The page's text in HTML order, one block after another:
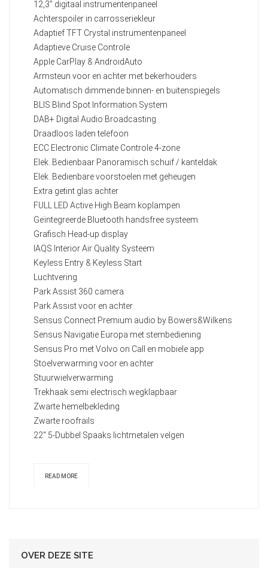
12,3" digitaal instrumentenpaneel
Achterspoiler in carrosseriekleur
Adaptief TFT Crystal instrumentenpaneel
Adaptieve Cruise Controle
Apple CarPlay & AndroidAuto
Armsteun voor en achter met bekerhouders
Automatisch dimmende binnen- en buitenspiegels
BLIS Blind Spot Information System
DAB+ Digital Audio Broadcasting
Draadloos laden telefoon
ECC Electronic Climate Controle 4-zone
Elek. Bedienbaar Panoramisch schuif / kanteldak
Elek. Bedienbare voorstoelen met geheugen
Extra getint glas achter
FULL LED Active High Beam koplampen
Geïntegreerde Bluetooth handsfree systeem
Grafisch Head-up display
IAQS Interior Air Quality Systeem
Keyless Entry & Keyless Start
Luchtvering
Park Assist 360 camera
Park Assist voor en achter
Sensus Connect Premium audio by Bowers&Wilkens
Sensus Navigatie Europa met stembediening
Sensus Pro met Volvo on Call en mobiele app
Stoelverwarming voor en achter
Stuurwielverwarming
Trekhaak semi electrisch wegklapbaar
Zwarte hemelbekleding
Zwarte roofrails
22" 5-Dubbel Spaaks lichtmetalen velgen
READ MORE
OVER DEZE SITE